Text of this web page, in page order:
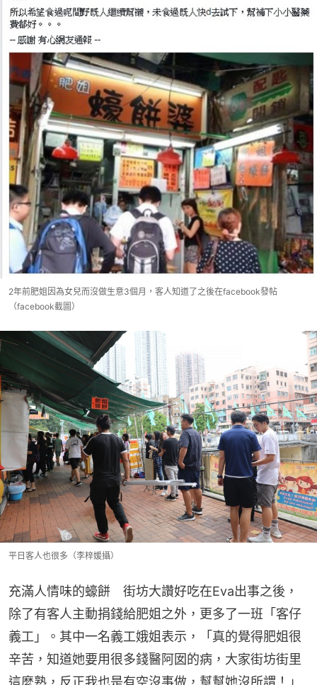
2年前肥姐因為女兒而沒做生意3個月，客人知道了之後在facebook發帖
（facebook截圖）
平日客人也很多（李梓媛攝）
充滿人情味的蠔餅　街坊大讚好吃在Eva出事之後，
除了有客人主動捐錢給肥姐之外，更多了一班「客仔
義工」。其中一名義工娥姐表示，「真的覺得肥姐很
辛苦，知道她要用很多錢醫阿囡的病，大家街坊街里
這麼熟，反正我也是有空沒事做，幫幫她沒所謂！」